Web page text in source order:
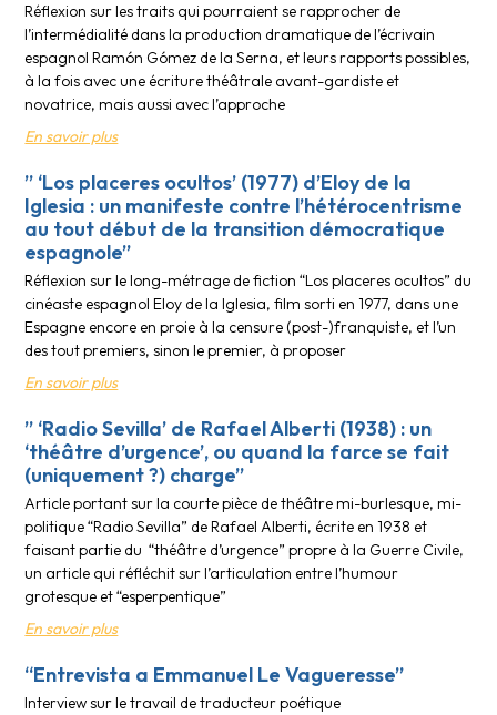
Réflexion sur les traits qui pourraient se rapprocher de
l’intermédialité dans la production dramatique de l’écrivain
espagnol Ramón Gómez de la Serna, et leurs rapports possibles,
à la fois avec une écriture théâtrale avant-gardiste et
novatrice, mais aussi avec l’approche
En savoir plus
” ‘Los placeres ocultos’ (1977) d’Eloy de la
Iglesia : un manifeste contre l’hétérocentrisme
au tout début de la transition démocratique
espagnole”
Réflexion sur le long-métrage de fiction “Los placeres ocultos” du
cinéaste espagnol Eloy de la Iglesia, film sorti en 1977, dans une
Espagne encore en proie à la censure (post-)franquiste, et l’un
des tout premiers, sinon le premier, à proposer
En savoir plus
” ‘Radio Sevilla’ de Rafael Alberti (1938) : un
‘théâtre d’urgence’, ou quand la farce se fait
(uniquement ?) charge”
Article portant sur la courte pièce de théâtre mi-burlesque, mi-
politique “Radio Sevilla” de Rafael Alberti, écrite en 1938 et
faisant partie du “théâtre d’urgence” propre à la Guerre Civile,
un article qui réfléchit sur l’articulation entre l’humour
grotesque et “esperpentique”
En savoir plus
“Entrevista a Emmanuel Le Vagueresse”
Interview sur le travail de traducteur poétique